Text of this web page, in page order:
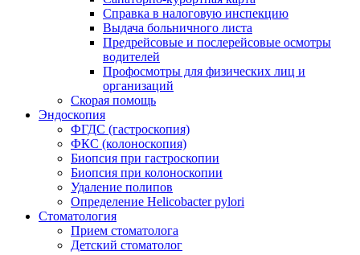
Справка в налоговую инспекцию
Выдача больничного листа
Предрейсовые и послерейсовые осмотры
водителей
Профосмотры для физических лиц и
организаций
Скорая помощь
Эндоскопия
ФГДС (гастроскопия)
ФКС (колоноскопия)
Биопсия при гастроскопии
Биопсия при колоноскопии
Удаление полипов
Определение Helicobacter pylori
Стоматология
Прием стоматолога
Детский стоматолог